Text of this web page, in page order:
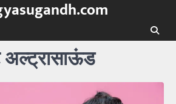
अल्ट्रासाऊंड